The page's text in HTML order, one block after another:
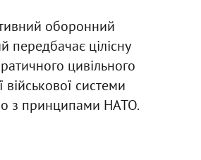
оборонний
передбачає цілісну
цивільного
системи
з принципами НАТО.